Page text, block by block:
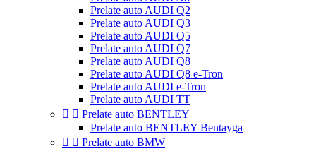
Prelate auto AUDI Q2
Prelate auto AUDI Q3
Prelate auto AUDI Q5
Prelate auto AUDI Q7
Prelate auto AUDI Q8
Prelate auto AUDI Q8 e-Tron
Prelate auto AUDI e-Tron
Prelate auto AUDI TT
  Prelate auto BENTLEY
Prelate auto BENTLEY Bentayga
  Prelate auto BMW